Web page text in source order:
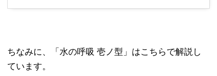
ちなみに、「水の呼吸 壱ノ型」はこちらで解説し
ています。